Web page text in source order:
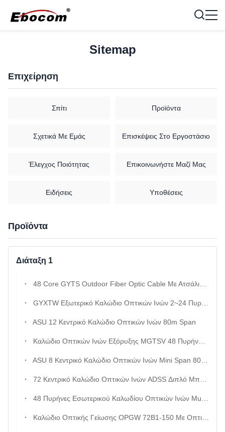
Sitemap
Επιχείρηση
Σπίτι Προϊόντα
Σχετικά Με Εμάς Επισκέψεις Στο Εργοστάσιο
Έλεγχος Ποιότητας Επικοινωνήστε Μαζί Μας
Ειδήσεις Υποθέσεις
Προϊόντα
Διάταξη 1
48 Core GYTS Outdoor Fiber Optic Cable Με Ατσάλινη Ταινία Θωράκισης Και Single Mode g652d Για Backbones Υψηλής Πυκνότητας
GYXTW Εξωτερικό Καλώδιο Οπτικών Ινών 2~24 Πυρήνες Μεμονωμένο Τρόπο Θωρακισμένο Κεντρικό Χαλαρό Καλώδιο Σωλήνα
ASU 12 Κεντρικό Καλώδιο Οπτικών Ινών 80m Span
Καλώδιο Οπτικών Ινών Εξόρυξης MGTSV 48 Πυρήνων Με Επιβραδυντικό Φλόγας Περίβλημα Και Θωράκιση Από Χαλύβδινη Ταινία
ASU 8 Κεντρικό Καλώδιο Οπτικών Ινών Mini Span 80m 100m 120m
72 Κεντρικό Καλώδιο Οπτικών Ινών ADSS Διπλό Μπουφάν Με Ενισχυμένο Νήμα Αραμιδίου Για Δίκτυο Επικοινωνίας Εναέριας Ισχύος
48 Πυρήνες Εσωτερικού Καλωδίου Οπτικών Ινών Multimode om1 om2 om3 om4 om5 Για Δίκτυο Επικοινωνίας Δεδομένων
Καλώδιο Οπτικής Γείωσης OPGW 72B1-150 Με Οπτική Ίνα 72 Πυρήνων Για Γραμμές Μεταφοράς 110kv Και 220kv